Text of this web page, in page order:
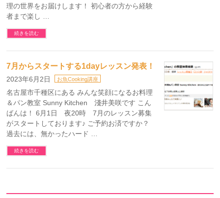
理の世界をお届けします！ 初心者の方から経験
者まで楽し …
続きを読む
7月からスタートする1dayレッスン発表！
2023年6月2日 お魚Cooking講座
名古屋市千種区にある みんな笑顔になるお料理
＆パン教室 Sunny Kitchen 淺井美咲です こん
ばんは！ 6月1日 夜20時 7月のレッスン募集
がスタートしております♪ ご予約お済ですか？
過去には、無かったハード …
続きを読む